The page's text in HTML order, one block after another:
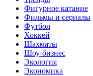
Фигурное катание
Фильмы и сериалы
Футбол
Хоккей
Шахматы
Шоу-бизнес
Экология
Экономика